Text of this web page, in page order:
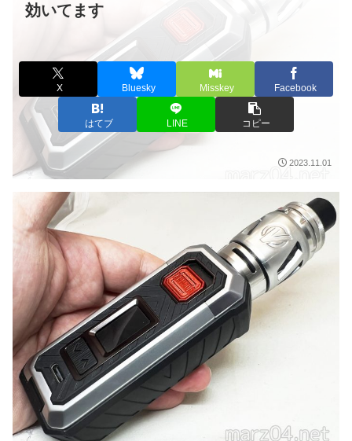
効いてます
X Bluesky Misskey Facebook
はてブ LINE コピー
2023.11.01